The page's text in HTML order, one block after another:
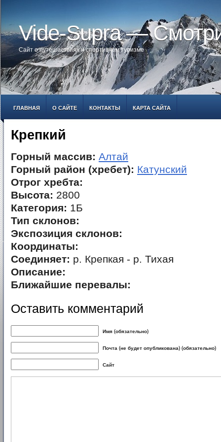
Vide-Supra —
Сайт о путешествиях и спортивном туризме
ГЛАВНАЯ О САЙТЕ КОНТАКТЫ КАРТА САЙТА
Крепкий
Горный массив: Алтай
Горный район (хребет): Катунский
Отрог хребта:
Высота: 2800
Категория: 1Б
Тип склонов:
Экспозиция склонов:
Координаты:
Соединяет: р. Крепкая - р. Тихая
Описание:
Ближайшие перевалы:
Оставить комментарий
Имя (обязательно)
Почта (не будет опубликована) (обязательно)
Сайт